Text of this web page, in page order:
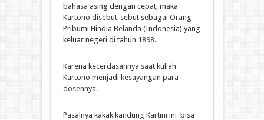
bahasa asing dengan cepat, maka
Kartono disebut-sebut sebagai Orang
Pribumi Hindia Belanda (Indonesia) yang
keluar negeri di tahun 1898.
Karena kecerdasannya saat kuliah
Kartono menjadi kesayangan para
dosennya.
Pasalnya kakak kandung Kartini ini bisa